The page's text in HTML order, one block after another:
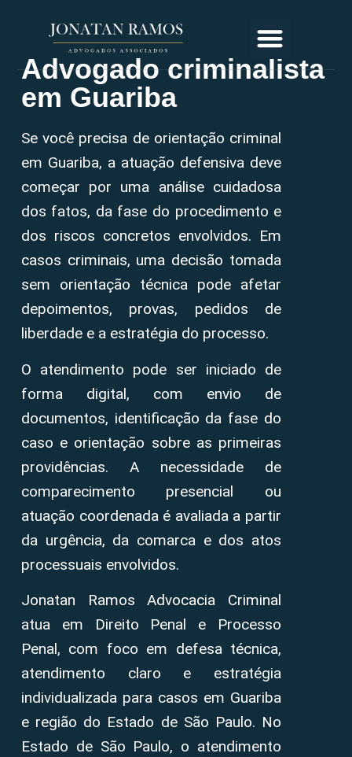
Advogado criminalista
em Guariba
Se você precisa de orientação criminal
em Guariba, a atuação defensiva deve
começar por uma análise cuidadosa
dos fatos, da fase do procedimento e
dos riscos concretos envolvidos. Em
casos criminais, uma decisão tomada
sem orientação técnica pode afetar
depoimentos, provas, pedidos de
liberdade e a estratégia do processo.
O atendimento pode ser iniciado de
forma digital, com envio de
documentos, identificação da fase do
caso e orientação sobre as primeiras
providências. A necessidade de
comparecimento presencial ou
atuação coordenada é avaliada a partir
da urgência, da comarca e dos atos
processuais envolvidos.
Jonatan Ramos Advocacia Criminal
atua em Direito Penal e Processo
Penal, com foco em defesa técnica,
atendimento claro e estratégia
individualizada para casos em Guariba
e região do Estado de São Paulo. No
Estado de São Paulo, o atendimento